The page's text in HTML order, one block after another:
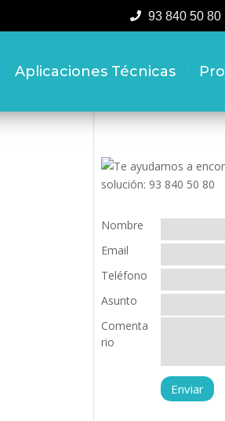
93 840 50 80
Aplicaciones Técnicas
Nombre
Email
Teléfono
Asunto
Comenta
rio